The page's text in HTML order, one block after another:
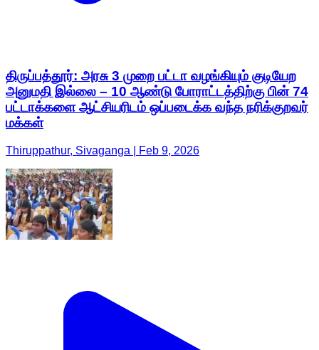
திருப்பத்தூர்: அரசு 3 முறை பட்டா வழங்கியும் குடியேற
அனுமதி இல்லை – 10 ஆண்டு போராட்டத்திற்கு பின் 74
பட்டாக்களை ஆட்சியரிடம் ஒப்படைக்க வந்த நரிக்குறவர்
மக்கள்
Thiruppathur, Sivaganga | Feb 9, 2026